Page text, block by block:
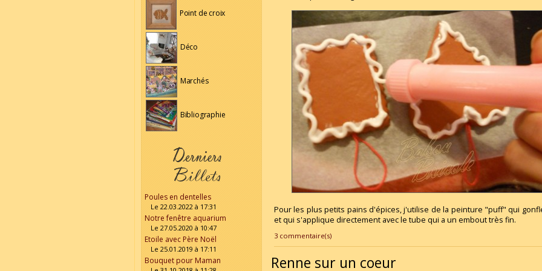
Point de croix
Déco
Marchés
Bibliographie
Poules en dentelles
Le 22.03.2022 à 17:31
Notre fenêtre aquarium
Le 27.05.2020 à 10:47
Etoile avec Père Noël
Le 25.01.2019 à 17:11
Bouquet pour Maman
Pour les plus petits pains d'épices, j'utilise de la peinture "puff" qui
et qui s'applique directement avec le tube qui a un embout très fin.
3 commentaire(s)
Renne sur un coeur